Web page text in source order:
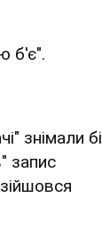
б'є".
знімали
запис